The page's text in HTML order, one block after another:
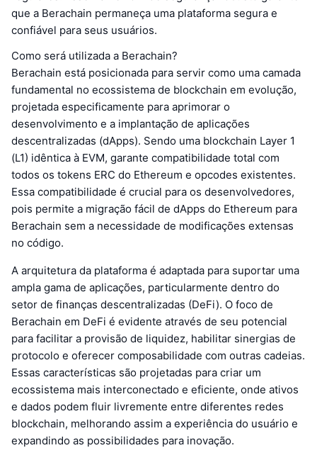
que a Berachain permaneça uma plataforma segura e
confiável para seus usuários.
Como será utilizada a Berachain?
Berachain está posicionada para servir como uma camada
fundamental no ecossistema de blockchain em evolução,
projetada especificamente para aprimorar o
desenvolvimento e a implantação de aplicações
descentralizadas (dApps). Sendo uma blockchain Layer 1
(L1) idêntica à EVM, garante compatibilidade total com
todos os tokens ERC do Ethereum e opcodes existentes.
Essa compatibilidade é crucial para os desenvolvedores,
pois permite a migração fácil de dApps do Ethereum para
Berachain sem a necessidade de modificações extensas
no código.
A arquitetura da plataforma é adaptada para suportar uma
ampla gama de aplicações, particularmente dentro do
setor de finanças descentralizadas (DeFi). O foco de
Berachain em DeFi é evidente através de seu potencial
para facilitar a provisão de liquidez, habilitar sinergias de
protocolo e oferecer composabilidade com outras cadeias.
Essas características são projetadas para criar um
ecossistema mais interconectado e eficiente, onde ativos
e dados podem fluir livremente entre diferentes redes
blockchain, melhorando assim a experiência do usuário e
expandindo as possibilidades para inovação.